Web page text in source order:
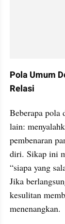
Pola Umum
Relasi
Beberapa pola
lain:
pembenaran
diri. Sikap ini
“siapa yang
Jika
kesulitan
menenangkan.